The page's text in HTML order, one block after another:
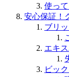
使っ
安心保証！
ブリ
エキ
ビッ